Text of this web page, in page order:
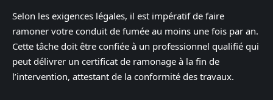
Selon les exigences légales, il est impératif de faire
ramoner votre conduit de fumée au moins une fois par an.
Cette tâche doit être confiée à un professionnel qualifié qui
peut délivrer un certificat de ramonage à la fin de
l’intervention, attestant de la conformité des travaux.